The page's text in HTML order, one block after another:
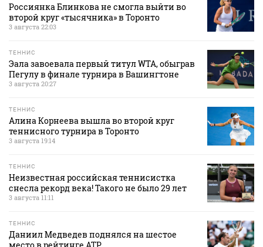
Россиянка Блинкова не смогла выйти во
второй круг «тысячника» в Торонто
3 августа 22:03
ТЕННИС
Эала завоевала первый титул WTA, обыграв
Пегулу в финале турнира в Вашингтоне
3 августа 20:27
ТЕННИС
Алина Корнеева вышла во второй круг
теннисного турнира в Торонто
3 августа 19:14
ТЕННИС
Неизвестная российская теннисистка
снесла рекорд века! Такого не было 29 лет
3 августа 11:11
ТЕННИС
Даниил Медведев поднялся на шестое